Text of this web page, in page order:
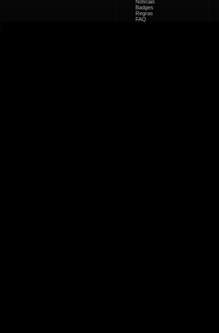
Notícias
Badges
Regras
FAQ